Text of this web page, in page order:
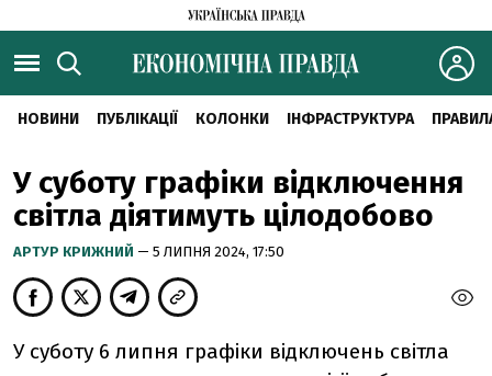
НОВИНИ ПУБЛІКАЦІЇ КОЛОНКИ ІНФРАСТРУКТУРА
У суботу графіки відключення
світла діятимуть цілодобово
АРТУР КРИЖНИЙ — 5 ЛИПНЯ 2024, 17:50
У суботу 6 липня графіки відключень світла